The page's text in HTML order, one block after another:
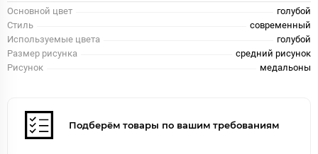
Основной цвет
голубой
Стиль
современный
Используемые цвета
голубой
Размер рисунка
средний рисунок
Рисунок
медальоны
Подберём товары по вашим требованиям